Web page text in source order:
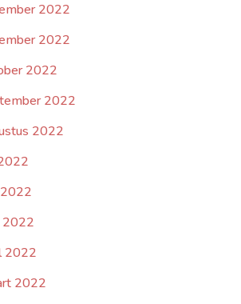
2022
2022
2022
2022
2022
2022
2022
2022